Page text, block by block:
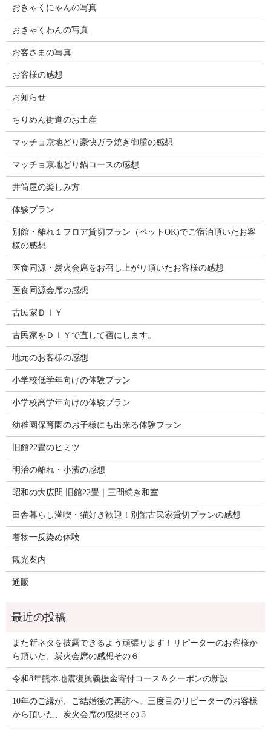
おきゃくにゃんの写真
おきゃくわんの写真
お客さまの写真
お客様の感想
お知らせ
ちりめん街道のお土産
マッチョ京地どり豪快ガラ焼き御膳の感想
マッチョ京地どり鍋コースの感想
井筒屋の楽しみ方
体験プラン
別館・離れ１フロア貸切プラン（ペットOK)でご宿泊頂いたお客
様の感想
医食同源・炭火会席をお召し上がり頂いたお客様の感想
医食同源会席の感想
古民家ＤＩＹ
古民家をＤＩＹで直して宿にします。
地元のお客様の感想
小学校低学年向けの体験プラン
小学校高学年向けの体験プラン
幼稚園保育園のお子様にも出来る体験プラン
旧館22畳のヒミツ
明治の離れ・小濱の感想
昭和の大広間 旧館22畳｜三間続き和室
田舎暮らし満喫・猫好き歓迎！別館古民家貸切プランの感想
着物一反染め体験
観光案内
通販
また新ネタを披露できるよう頑張ります！リピーターのお客様か
ら頂いた、炭火会席の感想その６
令和8年熊本地震復興義援金寄付コース＆クーポンの新設
10年のご縁が、ご結婚後の再訪へ。三度目のリピーターのお客様
から頂いた、炭火会席の感想その５